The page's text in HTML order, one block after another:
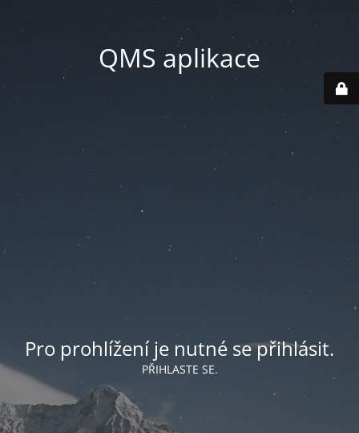
QMS aplikace
Pro prohlížení je nutné se přihlásit.
PŘIHLASTE SE.